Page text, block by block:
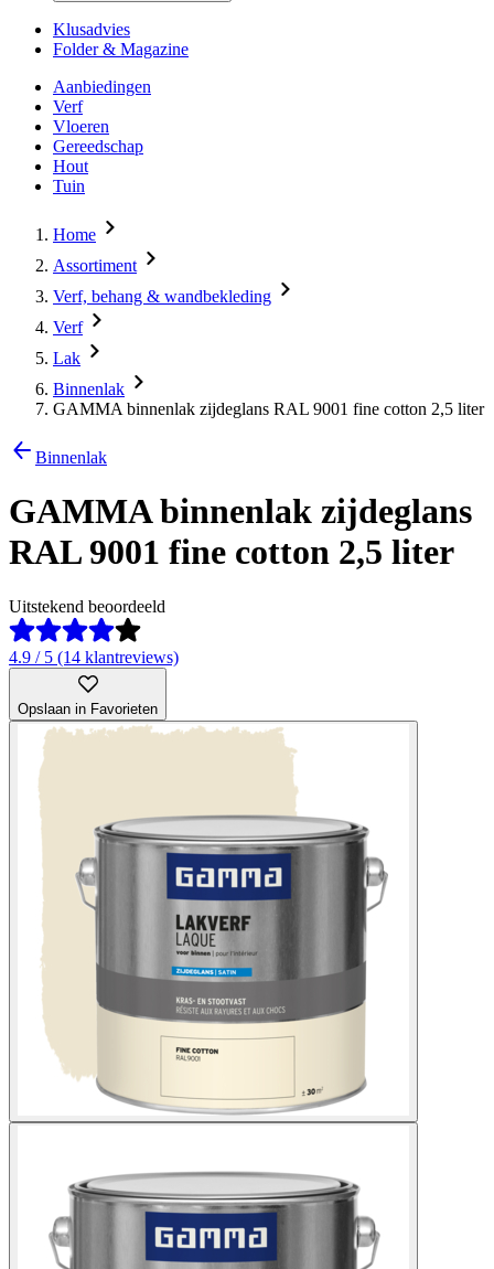
Klusadvies
Folder & Magazine
Aanbiedingen
Verf
Vloeren
Gereedschap
Hout
Tuin
Home
Assortiment
Verf, behang & wandbekleding
Verf
Lak
Binnenlak
GAMMA binnenlak zijdeglans RAL 9001 fine cotton 2,5 liter
Binnenlak
GAMMA binnenlak zijdeglans
RAL 9001 fine cotton 2,5 liter
Uitstekend beoordeeld
4.9 / 5 (14 klantreviews)
Opslaan in Favorieten